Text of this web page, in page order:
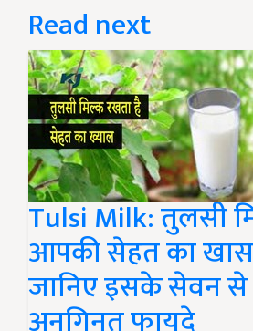
Read next
Tulsi Milk: तुलसी
आपकी सेहत का
जानिए इसके सेवन से